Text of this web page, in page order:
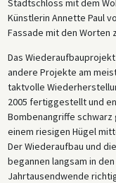
Stadtschloss mit dem
Künstlerin Annette Paul
Fassade mit den Worten
Das
andere Projekte am
taktvolle
2005 fertiggestellt und
Bombenangriffe
einem riesigen Hügel
Der Wiederaufbau und
begannen langsam in
Jahrtausendwende